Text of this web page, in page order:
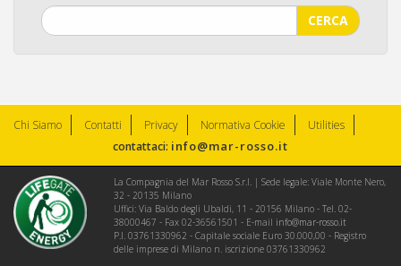
CERCA
Chi Siamo Contatti Privacy Normativa Cookie
Utilities
contattaci: info@mar-rosso.it
La Compagnia del Mar Rosso S.r.l. | Sede legale: Viale Monte Nero,
32 - 20135 Milano
Uffici: Via Baldo degli Ubaldi, 11 - 20156 Milano - Tel. 02-
38000467 - Fax 02-36561501 - E-mail info@mar-rosso.it
P.I. 03761330962 - Capitale sociale Euro 30.000,00 - Registro
delle imprese di Milano n. iscrizione 03761330962